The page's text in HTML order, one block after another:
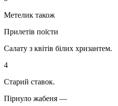
Метелик також
Прилетів поїсти
Салату з квітів білих хризантем.
4
Старий ставок.
Пірнуло жабеня —